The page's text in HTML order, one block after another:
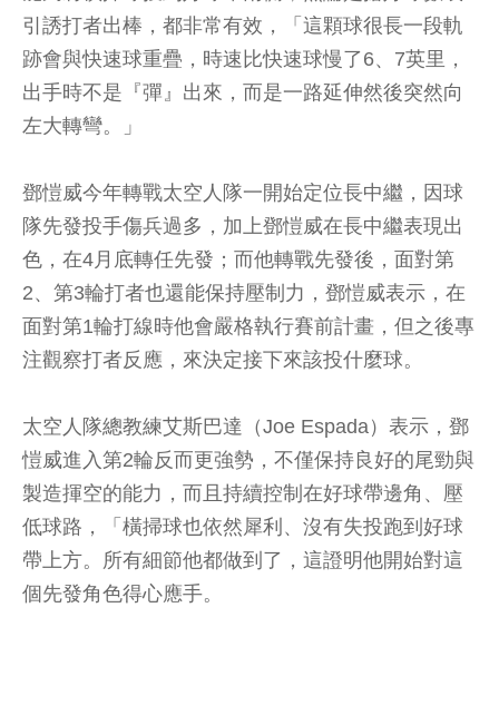
引誘打者出棒，都非常有效，「這顆球很長一段軌
跡會與快速球重疊，時速比快速球慢了6、7英里，
出手時不是『彈』出來，而是一路延伸然後突然向
左大轉彎。」
鄧愷威今年轉戰太空人隊一開始定位長中繼，因球
隊先發投手傷兵過多，加上鄧愷威在長中繼表現出
色，在4月底轉任先發；而他轉戰先發後，面對第
2、第3輪打者也還能保持壓制力，鄧愷威表示，在
面對第1輪打線時他會嚴格執行賽前計畫，但之後專
注觀察打者反應，來決定接下來該投什麼球。
太空人隊總教練艾斯巴達（Joe Espada）表示，鄧
愷威進入第2輪反而更強勢，不僅保持良好的尾勁與
製造揮空的能力，而且持續控制在好球帶邊角、壓
低球路，「橫掃球也依然犀利、沒有失投跑到好球
帶上方。所有細節他都做到了，這證明他開始對這
個先發角色得心應手。